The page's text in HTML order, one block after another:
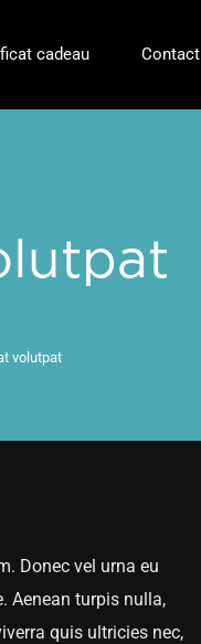
cadeau Contact
volutpat
Donec vel urna eu
Aenean turpis nulla,
quis ultricies nec,